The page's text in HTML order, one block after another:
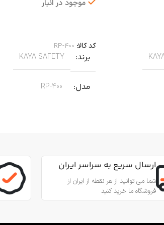
افقی و
موجود در انبار
کد کالا: RP-400
برند KAYA SAFETY
مدل RP-400
بادامک درونی
آلیاژ آلومینیوم و فولاد ضد زنگ 316
ارسال سریع به سراسر ایران
شما می توانید از هر نقطه از ایران از
فروشگاه ما خرید کنید